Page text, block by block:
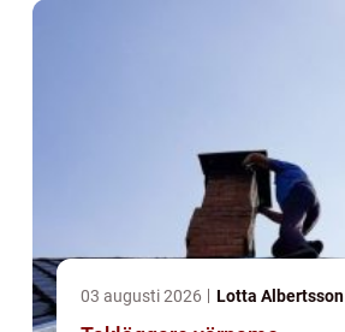
03 augusti 2026 Lotta Albertsson